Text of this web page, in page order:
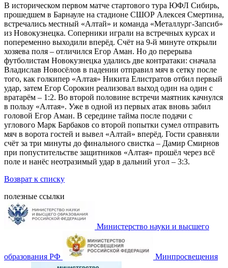
В историческом первом матче стартового тура ЮФЛ Сибирь,
прошедшем в Барнауле на стадионе СШОР Алексея Смертина,
встречались местный «Алтай» и команда «Металлург-Запсиб»
из Новокузнецка. Соперники играли на встречных курсах и
попеременно выходили вперёд. Счёт на 9-й минуте открыли
хозяева поля – отличился Егор Аман. Но до перерыва
футболистам Новокузнецка удались две контратаки: сначала
Владислав Новосёлов в падении отправил мяч в сетку после
того, как голкипер «Алтая» Никита Елистратов отбил первый
удар, затем Егор Сорокин реализовал выход один на один с
вратарём – 1:2. Во второй половине встречи маятник качнулся
в пользу «Алтая». Уже в одной из первых атак вновь забил
головой Егор Аман. В середине тайма после подачи с
углового Марк Барбаков со второй попытки сумел отправить
мяч в ворота гостей и вывел «Алтай» вперёд. Гости сравняли
счёт за три минуты до финального свистка – Дамир Смирнов
при попустительстве защитников «Алтая» прошёл через всё
поле и нанёс неотразимый удар в дальний угол – 3:3.
Возврат к списку
полезные ссылки
Министерство науки и высшего
образования РФ Минпросвещения